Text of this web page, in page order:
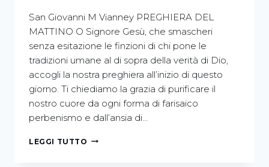
San Giovanni M Vianney PREGHIERA DEL
MATTINO O Signore Gesù, che smascheri
senza esitazione le finzioni di chi pone le
tradizioni umane al di sopra della verità di Dio,
accogli la nostra preghiera all’inizio di questo
giorno. Ti chiediamo la grazia di purificare il
nostro cuore da ogni forma di farisaico
perbenismo e dall’ansia di…
LEGGI TUTTO